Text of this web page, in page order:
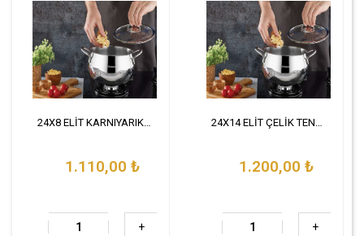
24X8 ELİT KARNIYARIK ÇELİK
1.110,00 ₺
+
24X14 ELİT ÇELİK TENCERE
1.200,00 ₺
+